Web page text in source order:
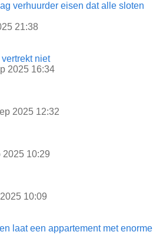
verhuurder eisen dat alle sloten
21:38
niet
2025 16:34
2025 12:32
2025 10:29
10:09
laat een appartement met enorme